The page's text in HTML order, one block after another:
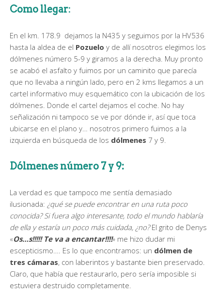
Como llegar:
En el km. 178.9 dejamos la N435 y seguimos por la HV536
hasta la aldea de el Pozuelo y de allí nosotros elegimos los
dólmenes número 5-9 y giramos a la derecha. Muy pronto
se acabó el asfalto y fuimos por un caminito que parecía
que no llevaba a ningún lado, pero en 2 kms llegamos a un
cartel informativo muy esquemático con la ubicación de los
dólmenes. Donde el cartel dejamos el coche. No hay
señalización ni tampoco se ve por dónde ir, así que toca
ubicarse en el plano y… nosotros primero fuimos a la
izquierda en búsqueda de los dólmenes 7 y 9.
Dólmenes número 7 y 9:
La verdad es que tampoco me sentía demasiado
ilusionada: ¿qué se puede encontrar en una ruta poco
conocida? Si fuera algo interesante, todo el mundo hablaría
de ella y estaría un poco más cuidada, ¿no?El grito de Denys
«Os…s!!!!! Te va a encantar!!!!» me hizo dudar mi
escepticismo…. Es lo que encontramos: un dólmen de
tres cámaras, con laberintos y bastante bien preservado.
Claro, que había que restaurarlo, pero sería imposible si
estuviera destruido completamente.